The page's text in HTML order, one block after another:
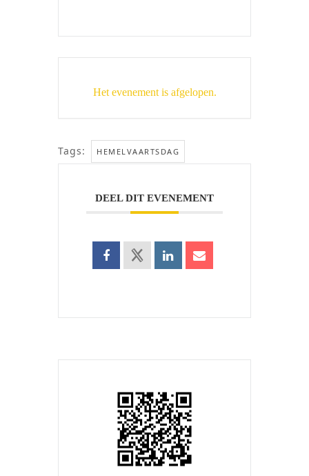
Het evenement is afgelopen.
Tags: HEMELVAARTSDAG
DEEL DIT EVENEMENT